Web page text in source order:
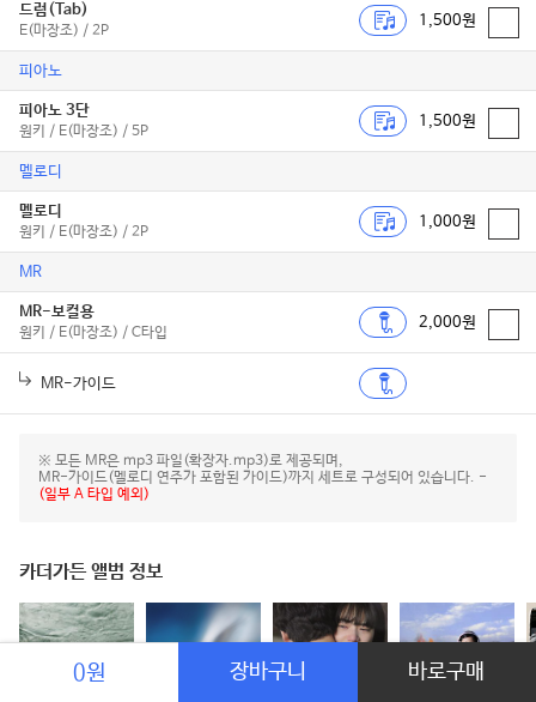
드럼(Tab)
E(마장조) / 2P
1,500원
피아노
피아노 3단
원키 / E(마장조) / 5P
1,500원
멜로디
멜로디
원키 / E(마장조) / 2P
1,000원
MR
MR-보컬용
원키 / E(마장조) / C타입
2,000원
MR-가이드
※ 모든 MR은 mp3 파일(확장자.mp3)로 제공되며,
MR-가이드(멜로디 연주가 포함된 가이드)까지 세트로 구성되어 있습니다. -
(일부 A 타입 예외)
카더가든 앨범 정보
0원 장바구니 바로구매